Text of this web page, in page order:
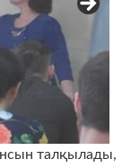
талқылады,